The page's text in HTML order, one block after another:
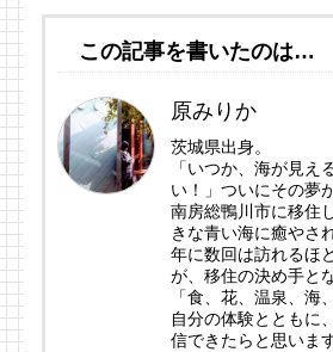
この記事を書いたのは…
原みりか
茨城県出身。
「いつか、海が見え
い！」ついにその夢
南房総鴨川市に移住
きな青い海に癒やさ
年に数回は訪れるほ
が、移住の決め手と
「食、花、温泉、海
自分の体験とともに
信できたらと思います